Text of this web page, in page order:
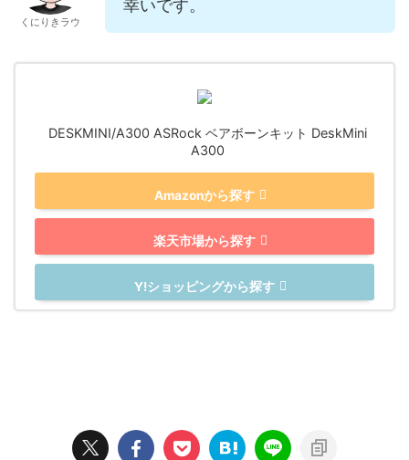
くにりきラウ
幸いです。
DESKMINI/A300 ASRock ベアボーンキット DeskMini
A300
Amazonから探す
楽天市場から探す
Y!ショッピングから探す